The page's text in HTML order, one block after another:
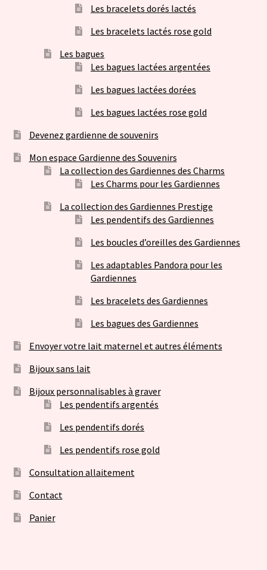
Les bracelets dorés lactés
Les bracelets lactés rose gold
Les bagues
Les bagues lactées argentées
Les bagues lactées dorées
Les bagues lactées rose gold
Devenez gardienne de souvenirs
Mon espace Gardienne des Souvenirs
La collection des Gardiennes des Charms
Les Charms pour les Gardiennes
La collection des Gardiennes Prestige
Les pendentifs des Gardiennes
Les boucles d’oreilles des Gardiennes
Les adaptables Pandora pour les
Gardiennes
Les bracelets des Gardiennes
Les bagues des Gardiennes
Envoyer votre lait maternel et autres éléments
Bijoux sans lait
Bijoux personnalisables à graver
Les pendentifs argentés
Les pendentifs dorés
Les pendentifs rose gold
Consultation allaitement
Contact
Panier